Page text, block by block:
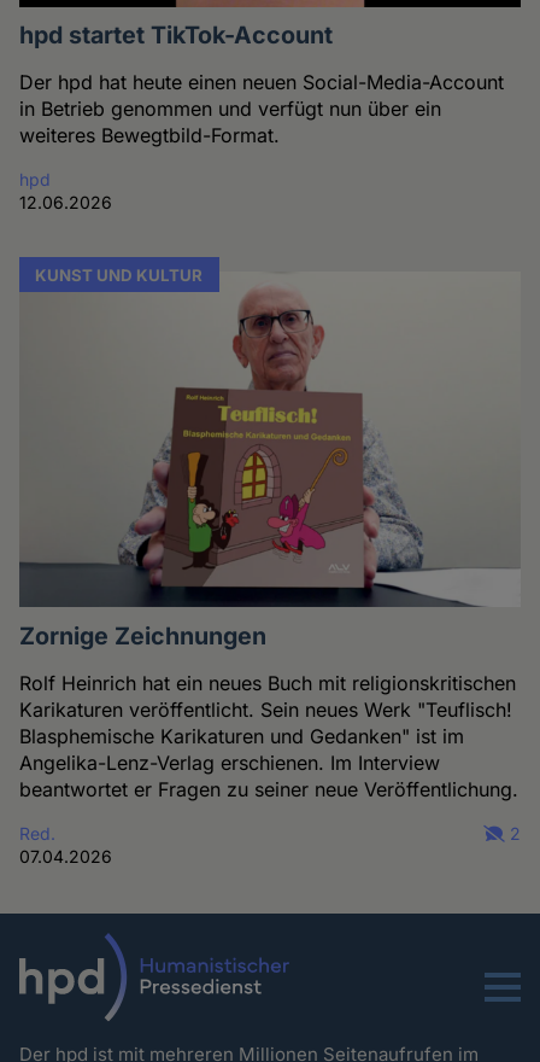
hpd startet TikTok-Account
Der hpd hat heute einen neuen Social-Media-Account
in Betrieb genommen und verfügt nun über ein
weiteres Bewegtbild-Format.
hpd
12.06.2026
KUNST UND KULTUR
Zornige Zeichnungen
Rolf Heinrich hat ein neues Buch mit religionskritischen
Karikaturen veröffentlicht. Sein neues Werk "Teuflisch!
Blasphemische Karikaturen und Gedanken" ist im
Angelika-Lenz-Verlag erschienen. Im Interview
beantwortet er Fragen zu seiner neue Veröffentlichung.
Red.
07.04.2026
2
Menu
Der hpd ist mit mehreren Millionen Seitenaufrufen im